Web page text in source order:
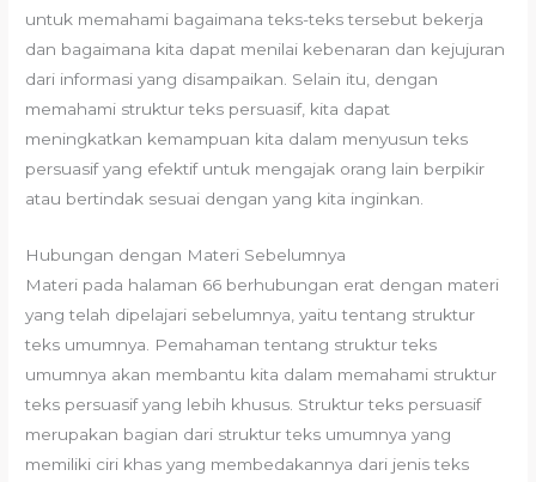
untuk memahami bagaimana teks-teks tersebut bekerja
dan bagaimana kita dapat menilai kebenaran dan kejujuran
dari informasi yang disampaikan. Selain itu, dengan
memahami struktur teks persuasif, kita dapat
meningkatkan kemampuan kita dalam menyusun teks
persuasif yang efektif untuk mengajak orang lain berpikir
atau bertindak sesuai dengan yang kita inginkan.
Hubungan dengan Materi Sebelumnya
Materi pada halaman 66 berhubungan erat dengan materi
yang telah dipelajari sebelumnya, yaitu tentang struktur
teks umumnya. Pemahaman tentang struktur teks
umumnya akan membantu kita dalam memahami struktur
teks persuasif yang lebih khusus. Struktur teks persuasif
merupakan bagian dari struktur teks umumnya yang
memiliki ciri khas yang membedakannya dari jenis teks